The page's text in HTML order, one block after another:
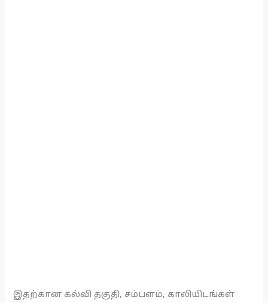
இதற்கான கல்வி தகுதி, சம்பளம், காலியிடங்கள்